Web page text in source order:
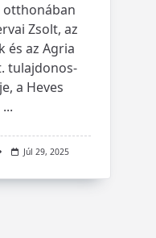
otthonában
Zsolt, az
és az Agria
tulajdonos-
a Heves
...
Júl 29, 2025